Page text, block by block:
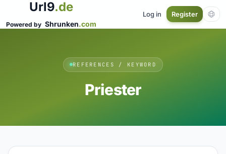
Url9.de
Powered by Shrunken.com
Log in Register
REFERENCES / KEYWORD
Priester